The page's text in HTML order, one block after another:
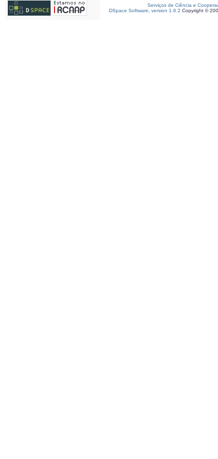
Serviços de Ciência e
DSpace Software, version 1.6.2 Copyright ©